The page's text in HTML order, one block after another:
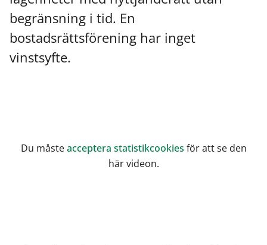
begränsning i tid. En
bostadsrättsförening har inget
vinstsyfte.
Du måsteacceptera statistikcookies för att se den
här videon.